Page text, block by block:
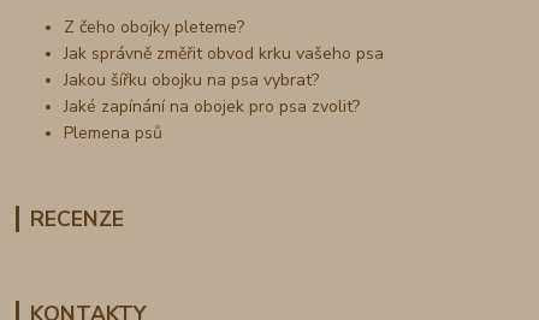
Z čeho obojky pleteme?
Jak správně změřit obvod krku vašeho psa
Jakou šířku obojku na psa vybrat?
Jaké zapínání na obojek pro psa zvolit?
Plemena psů
RECENZE
KONTAKTY